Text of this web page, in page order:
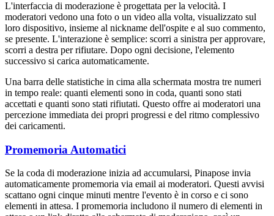
L'interfaccia di moderazione è progettata per la velocità. I
moderatori vedono una foto o un video alla volta, visualizzato sul
loro dispositivo, insieme al nickname dell'ospite e al suo commento,
se presente. L'interazione è semplice: scorri a sinistra per approvare,
scorri a destra per rifiutare. Dopo ogni decisione, l'elemento
successivo si carica automaticamente.
Una barra delle statistiche in cima alla schermata mostra tre numeri
in tempo reale: quanti elementi sono in coda, quanti sono stati
accettati e quanti sono stati rifiutati. Questo offre ai moderatori una
percezione immediata dei propri progressi e del ritmo complessivo
dei caricamenti.
Promemoria Automatici
Se la coda di moderazione inizia ad accumularsi, Pinapose invia
automaticamente promemoria via email ai moderatori. Questi avvisi
scattano ogni cinque minuti mentre l'evento è in corso e ci sono
elementi in attesa. I promemoria includono il numero di elementi in